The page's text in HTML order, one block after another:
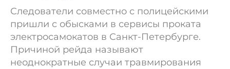
Следователи совместно с полицейскими
пришли с обысками в сервисы проката
электросамокатов в Санкт-Петербурге.
Причиной рейда называют
неоднократные случаи травмирования